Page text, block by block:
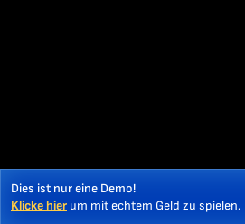
Dies ist nur eine Demo!
Klicke hier um mit echtem Geld zu spielen.